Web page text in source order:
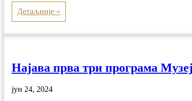
Детаљније »
Најава прва три програма
јун 24, 2024